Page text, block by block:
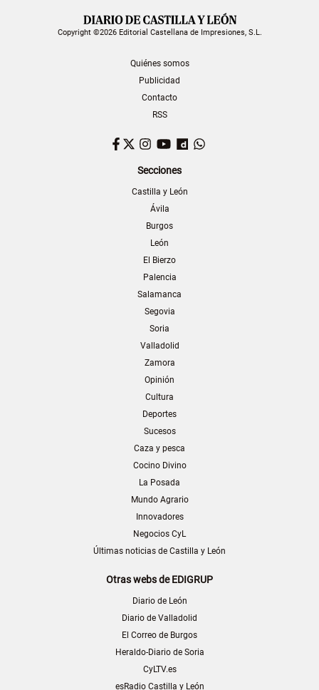
Copyright ©2026 Editorial Castellana de Impresiones, S.L.
Quiénes somos
Publicidad
Contacto
RSS
Facebook
TwitterInstagram
YouTubeDailymotion
Secciones
Castilla y León
Ávila
Burgos
León
El Bierzo
Palencia
Salamanca
Segovia
Soria
Valladolid
Zamora
Opinión
Cultura
Deportes
Sucesos
Caza y pesca
Cocino Divino
La Posada
Mundo Agrario
Innovadores
Negocios CyL
Últimas noticias de Castilla y León
Otras webs de EDIGRUP
Diario de León
Diario de Valladolid
El Correo de Burgos
Heraldo-Diario de Soria
CyLTV.es
esRadio Castilla y León